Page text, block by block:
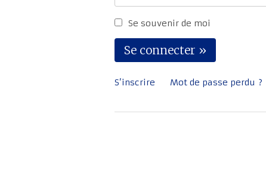
Se souvenir de moi
S’inscrire Mot de passe perdu ?